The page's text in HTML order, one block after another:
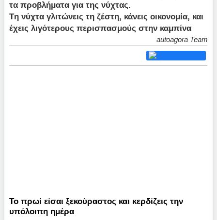
τα προβλήματα για της νύχτας.
Tη νύχτα γλιτώνεις τη ζέστη, κάνεις οικονομία, και
έχεις λιγότερους περισπασμούς στην καμπίνα
autoagora Team
Το πρωί είσαι ξεκούραστος και κερδίζεις την
υπόλοιπη ημέρα